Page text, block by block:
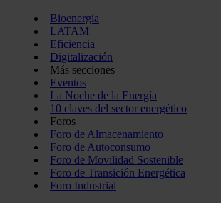
Bioenergía
LATAM
Eficiencia
Digitalización
Más secciones
Eventos
La Noche de la Energía
10 claves del sector energético
Foros
Foro de Almacenamiento
Foro de Autoconsumo
Foro de Movilidad Sostenible
Foro de Transición Energética
Foro Industrial